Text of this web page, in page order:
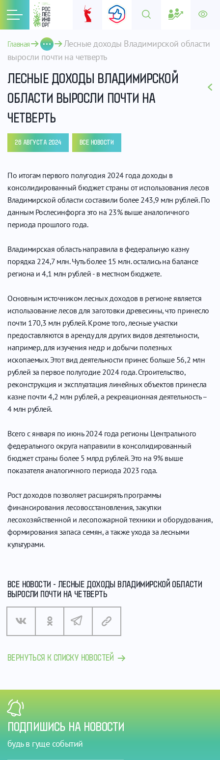
Главная
Лесные доходы Владимирской области
выросли почти на четверть
ЛЕСНЫЕ ДОХОДЫ ВЛАДИМИРСКОЙ
ОБЛАСТИ ВЫРОСЛИ ПОЧТИ НА
ЧЕТВЕРТЬ
26 АВГУСТА 2024 ВСЕ НОВОСТИ
По итогам первого полугодия 2024 года доходы в
консолидированный бюджет страны от использования лесов
Владимирской области составили более 243,9 млн рублей. По
данным Рослесинфорга это на 23% выше аналогичного
периода прошлого года.
Владимирская область направила в федеральную казну
порядка 224,7 млн. Чуть более 15 млн. остались на балансе
региона и 4,1 млн рублей - в местном бюджете.
Основным источником лесных доходов в регионе является
использование лесов для заготовки древесины, что принесло
почти 170,3 млн рублей. Кроме того, лесные участки
предоставляются в аренду для других видов деятельности,
например, для изучения недр и добычи полезных
ископаемых. Этот вид деятельности принес больше 56,2 млн
рублей за первое полугодие 2024 года. Строительство,
реконструкция и эксплуатация линейных объектов принесла
казне почти 4,2 млн рублей, а рекреационная деятельность –
4 млн рублей.
Всего с января по июнь 2024 года регионы Центрального
федерального округа направили в консолидированный
бюджет страны более 5 млрд рублей. Это на 9% выше
показателя аналогичного периода 2023 года.
Рост доходов позволяет расширять программы
финансирования лесовосстановления, закупки
лесохозяйственной и лесопожарной техники и оборудования,
формирования запаса семян, а также ухода за лесными
культурами.
ВСЕ НОВОСТИ - ЛЕСНЫЕ ДОХОДЫ ВЛАДИМИРСКОЙ ОБЛАСТИ
ВЫРОСЛИ ПОЧТИ НА ЧЕТВЕРТЬ
ВЕРНУТЬСЯ К СПИСКУ НОВОСТЕЙ
ПОДПИШИСЬ НА НОВОСТИ
будь в гуще событий